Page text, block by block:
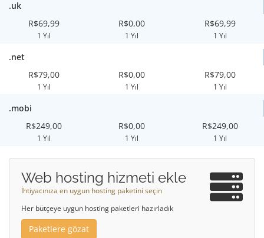
.uk
R$69,99
1 Yıl
R$0,00
1 Yıl
R$69,99
1 Yıl
.net
R$79,00
1 Yıl
R$0,00
1 Yıl
R$79,00
1 Yıl
.mobi
R$249,00
1 Yıl
R$0,00
1 Yıl
R$249,00
1 Yıl
Web hosting hizmeti ekle
İhtiyacınıza en uygun hosting paketini seçin
Her bütçeye uygun hosting paketleri hazırladık
Paketlere gözat